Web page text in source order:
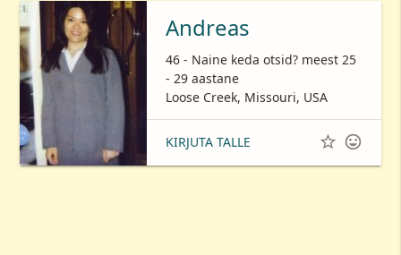
Andreas
46 - Naine keda otsid? meest 25
- 29 aastane
Loose Creek, Missouri, USA
KIRJUTA TALLE  